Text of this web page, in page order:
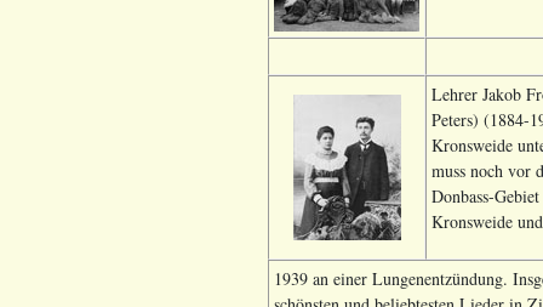
Lehrer Jakob
Peters) (1884-
Kronsweide
muss noch vor
Donbass-
Kronsweide
1939 an einer Lungenentzündung.